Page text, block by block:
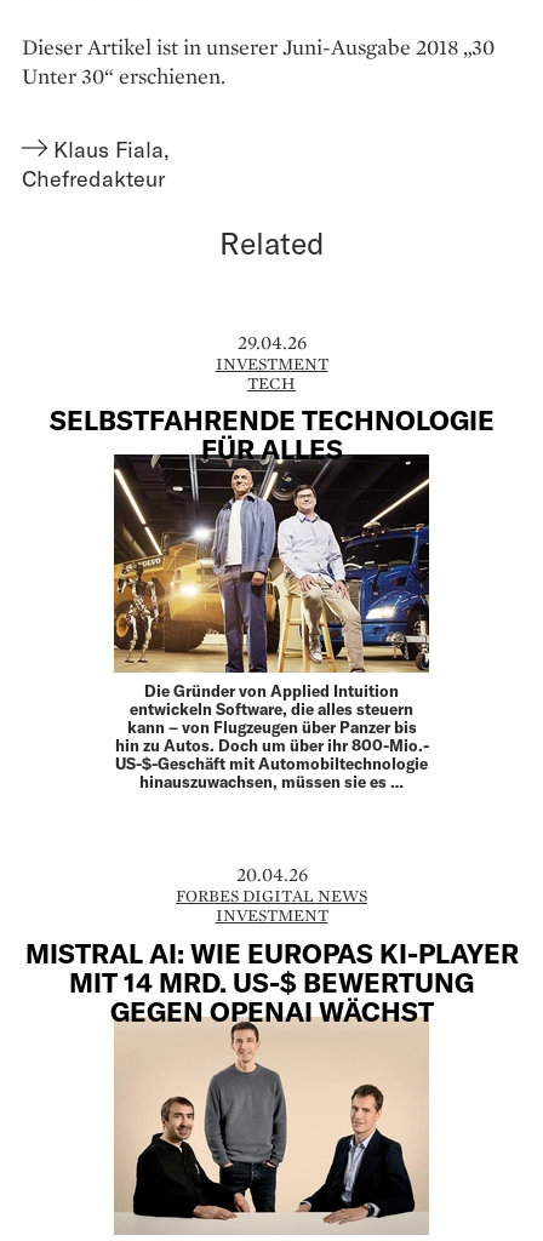
Dieser Artikel ist in unserer Juni-Ausgabe 2018 „30
Unter 30“ erschienen.
Klaus Fiala,
Chefredakteur
Related
29.04.26
INVESTMENT
TECH
SELBSTFAHRENDE TECHNOLOGIE
FÜR ALLES
Die Gründer von Applied Intuition
entwickeln Software, die alles steuern
kann – von Flugzeugen über Panzer bis
hin zu Autos. Doch um über ihr 800-Mio.-
US-$-Geschäft mit Automobiltechnologie
hinauszuwachsen, müssen sie es …
20.04.26
FORBES DIGITAL NEWS
INVESTMENT
MISTRAL AI: WIE EUROPAS KI-PLAYER
MIT 14 MRD. US-$ BEWERTUNG
GEGEN OPENAI WÄCHST